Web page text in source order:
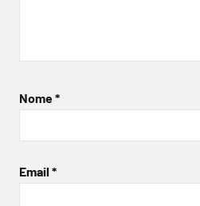
Nome*
Email *